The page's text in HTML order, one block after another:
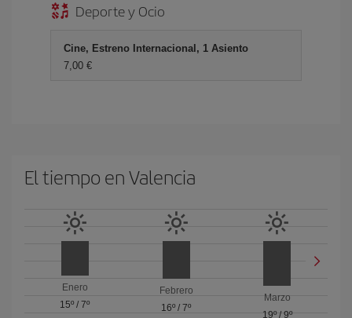
Deporte y Ocio
Cine, Estreno Internacional, 1 Asiento
7,00 €
El tiempo en Valencia
Enero
15º /7º
Febrero
16º / 7º
Marzo
19º/ 9º